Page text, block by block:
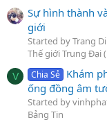
Sự hình thành
giới
Started by Trang
Thế giới Trung Đại
V Chia Sẻ Khám
ống đồng âm
Started by
Bảng Tin